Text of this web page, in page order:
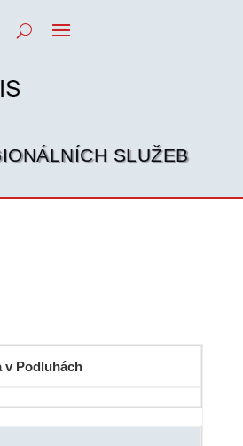
SLUŽEB
v Podluhách